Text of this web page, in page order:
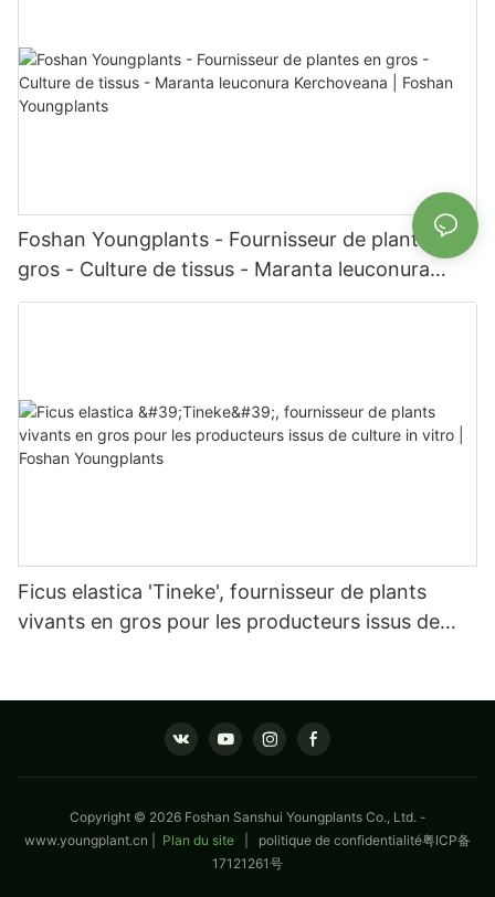
Foshan Youngplants - Fournisseur de plantes en
gros - Culture de tissus - Maranta leuconura
Kerchoveana | Foshan Youngplants
Ficus elastica 'Tineke', fournisseur de plants
vivants en gros pour les producteurs issus de
Copyright © 2026 Foshan Sanshui Youngplants Co., Ltd. -
www.youngplant.cn
Plan du site politique de confidentialité粤ICP备
17121261号